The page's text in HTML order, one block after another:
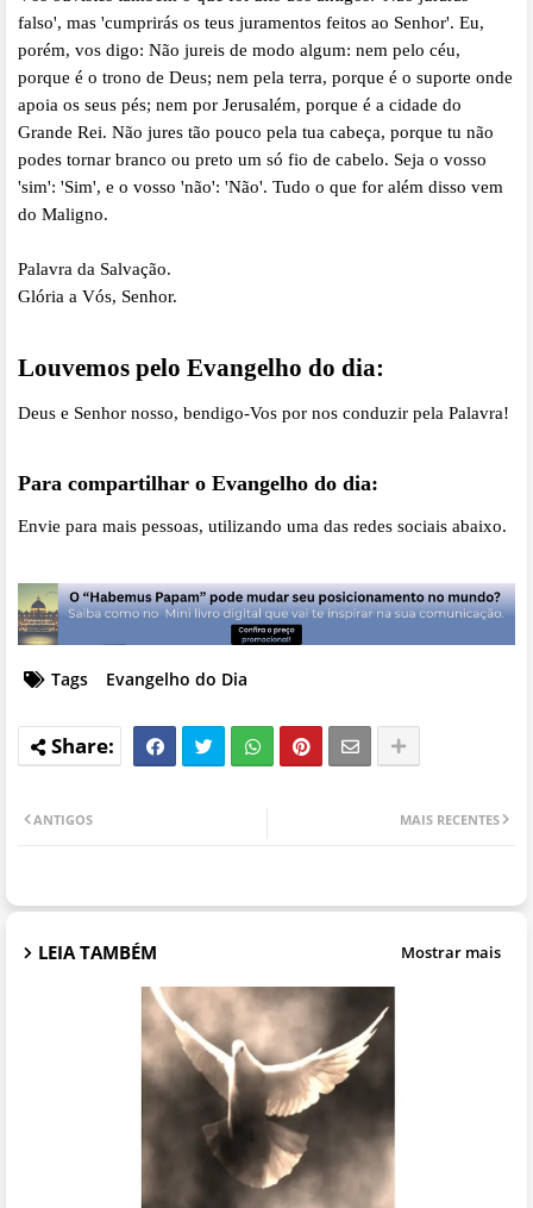
falso', mas 'cumprirás os teus juramentos feitos ao Senhor'. Eu,
porém, vos digo: Não jureis de modo algum: nem pelo céu,
porque é o trono de Deus; nem pela terra, porque é o suporte onde
apoia os seus pés; nem por Jerusalém, porque é a cidade do
Grande Rei. Não jures tão pouco pela tua cabeça, porque tu não
podes tornar branco ou preto um só fio de cabelo. Seja o vosso
'sim': 'Sim', e o vosso 'não': 'Não'. Tudo o que for além disso vem
do Maligno.
Palavra da Salvação.
Glória a Vós, Senhor.
Louvemos pelo Evangelho do dia:
Deus e Senhor nosso, bendigo-Vos por nos conduzir pela Palavra!
Para compartilhar o Evangelho do dia:
Envie para mais pessoas, utilizando uma das redes sociais abaixo.
Tags Evangelho do Dia
MAIS RECENTES
ANTIGOS
LEIA TAMBÉM Mostrar mais